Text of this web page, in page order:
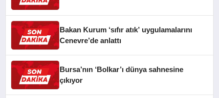
Bakan Kurum ‘sıfır atık’ uygulamalarını
Cenevre’de anlattı
Bursa’nın ‘Bolkar’ı dünya sahnesine
çıkıyor